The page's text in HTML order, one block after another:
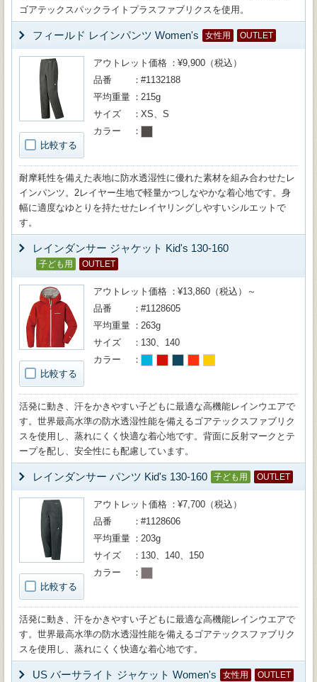
ゴアテックスパックライトプラスファブリクスを使用。
フィールド レインパンツ Women's 女性用 OUTLET
比較する
アウトレット価格
¥9,900（税込）
品番
#1132188
平均重量
215g
サイズ
XS、S
カラー
耐摩耗性を備えた表地に防水透湿性に優れた素材を組み合わせたレ
インパンツ。2レイヤー生地で軽量かつしなやかな着心地です。身
幅に適度なゆとりを持たせたレイヤリングしやすいシルエットで
す。
レインダンサー ジャケット Kid's 130-160
子ども用 OUTLET
比較する
アウトレット価格
¥13,860（税込）～
品番
#1128605
平均重量
263g
サイズ
130、140
カラー
活発に動き、汗をかきやすい子どもに最適な高機能レインウエアで
す。世界最高水準の防水透湿性能を備えるゴアテックスファブリク
スを使用し、蒸れにくく快適な着心地です。背面に反射マークとテ
ープを配し、安全性にも配慮しています。
レインダンサー パンツ Kid's 130-160 子ども用 OUTLET
比較する
アウトレット価格
¥7,700（税込）
品番
#1128606
平均重量
203g
サイズ
130、140、150
カラー
活発に動き、汗をかきやすい子どもに最適な高機能レインウエアで
す。世界最高水準の防水透湿性能を備えるゴアテックスファブリク
スを使用し、蒸れにくく快適な着心地です。
US バーサライト ジャケット Women's 女性用 OUTLET